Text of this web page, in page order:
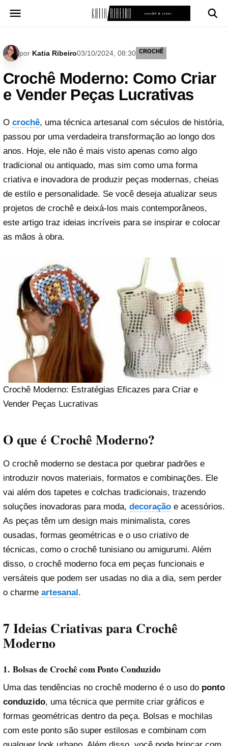
para
por Katia Ribeiro03/10/2024, 08:30 CROCHÊ
Crochê Moderno: Como Criar
e Vender Peças Lucrativas
O crochê, uma técnica artesanal com séculos de história,
passou por uma verdadeira transformação ao longo dos
anos. Hoje, ele não é mais visto apenas como algo
tradicional ou antiquado, mas sim como uma forma
criativa e inovadora de produzir peças modernas, cheias
de estilo e personalidade. Se você deseja atualizar seus
projetos de crochê e deixá-los mais contemporâneos,
este artigo traz ideias incríveis para se inspirar e colocar
as mãos à obra.
Crochê Moderno: Estratégias Eficazes para Criar e
Vender Peças Lucrativas
O que é Crochê Moderno?
O crochê moderno se destaca por quebrar padrões e
introduzir novos materiais, formatos e combinações. Ele
vai além dos tapetes e colchas tradicionais, trazendo
soluções inovadoras para moda, decoração e acessórios.
As peças têm um design mais minimalista, cores
ousadas, formas geométricas e o uso criativo de
técnicas, como o crochê tunisiano ou amigurumi. Além
disso, o crochê moderno foca em peças funcionais e
versáteis que podem ser usadas no dia a dia, sem perder
o charme artesanal.
7 Ideias Criativas para Crochê
Moderno
1. Bolsas de Crochê com Ponto Conduzido
Uma das tendências no crochê moderno é o uso do ponto
conduzido, uma técnica que permite criar gráficos e
formas geométricas dentro da peça. Bolsas e mochilas
com este ponto são super estilosas e combinam com